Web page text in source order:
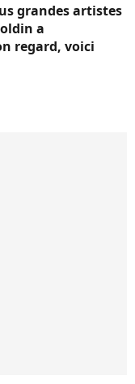
grandes artistes
a
regard, voici